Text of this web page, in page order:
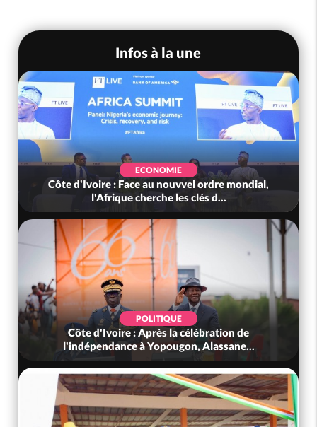
Infos à la une
ECONOMIE
Côte d'Ivoire : Face au nouvvel ordre mondial,
l'Afrique cherche les clés d...
POLITIQUE
Côte d'Ivoire : Après la célébration de
l'indépendance à Yopougon, Alassane...